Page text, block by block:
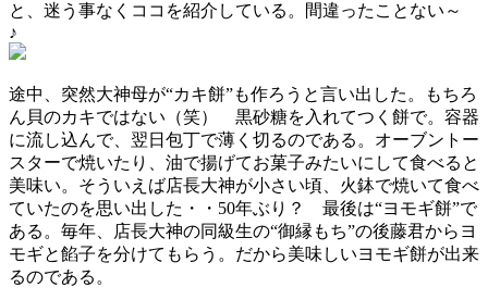
と、迷う事なくココを紹介している。間違ったことない～
♪
途中、突然大神母が“カキ餅”も作ろうと言い出した。もちろ
ん貝のカキではない（笑） 黒砂糖を入れてつく餅で。容器
に流し込んで、翌日包丁で薄く切るのである。オーブントー
スターで焼いたり、油で揚げてお菓子みたいにして食べると
美味い。そういえば店長大神が小さい頃、火鉢で焼いて食べ
ていたのを思い出した・・50年ぶり？ 最後は“ヨモギ餅”で
ある。毎年、店長大神の同級生の“御縁もち”の後藤君からヨ
モギと餡子を分けてもらう。だから美味しいヨモギ餅が出来
るのである。